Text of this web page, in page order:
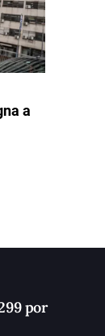
a
por